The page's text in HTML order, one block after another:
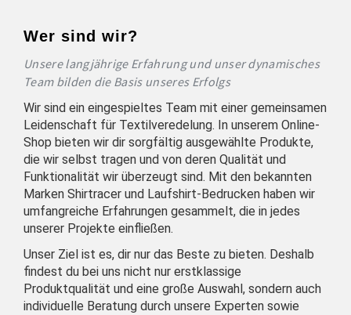
Wer sind wir?
Unsere langjährige Erfahrung und unser dynamisches
Team bilden die Basis unseres Erfolgs
Wir sind ein eingespieltes Team mit einer gemeinsamen
Leidenschaft für Textilveredelung. In unserem Online-
Shop bieten wir dir sorgfältig ausgewählte Produkte,
die wir selbst tragen und von deren Qualität und
Funktionalität wir überzeugt sind. Mit den bekannten
Marken Shirtracer und Laufshirt-Bedrucken haben wir
umfangreiche Erfahrungen gesammelt, die in jedes
unserer Projekte einfließen.
Unser Ziel ist es, dir nur das Beste zu bieten. Deshalb
findest du bei uns nicht nur erstklassige
Produktqualität und eine große Auswahl, sondern auch
individuelle Beratung durch unsere Experten sowie